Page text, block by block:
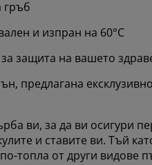
гръб
и изпран на 60°C
защита на вашето
предлагана ексклузивно
ви, за да ви осигури
и ставите ви. Тъй
топла от други видове